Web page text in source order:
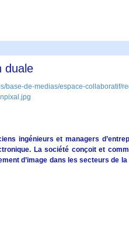
duale
ingénieurs et managers
La société conçoit et
d’image dans les secteurs de la